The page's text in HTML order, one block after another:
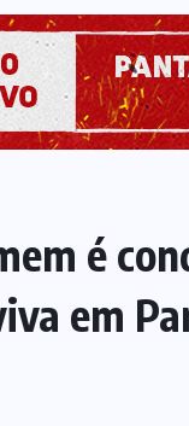
é
em